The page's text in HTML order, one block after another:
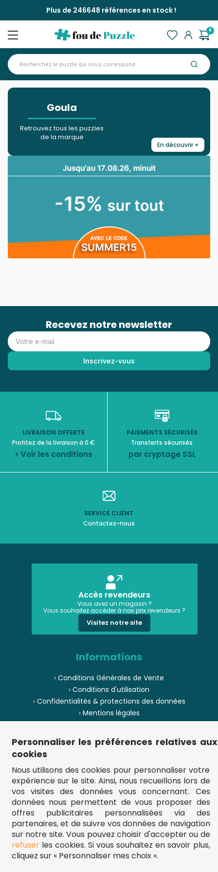
Plus de 246648 références en stock !
0
Goula
Retrouvez tous les puzzles
de la marque
En découvrir +
Recevez notre newsletter
LIVRAISON OFFERTE
Profitez de la livraison à 0 €
> Voir les conditions
PAIEMENTS SÉCURISÉS
Transferts sécurisés
par cryptage SSL
SERVICE CLIENT
Contactez-nous
Accès revendeurs
Vous avez un magasin ?
Vous souhaitez accéder à nos prix revendeurs ?
Visitez notre site
Informations
› Conditions Générales de Vente
› Conditions d'utilisation
› Confidentialités & protections des données
› Mentions légales
› Paiement
› Pièces de puzzle manquantes ?
› Plan du site
** Frais d'envoi = 6,95 € (France) / gratuit à partir de 45 €.
fou-de-puzzle.com : le site référence pour acheter des puzzles de
qualité à bon prix.
© Fou-de-puzzle.com 2011 - 2026
Personnaliser les préférences relatives aux
cookies
Nous utilisons des cookies pour personnaliser votre
expérience sur le site. Ainsi, nous recueillons lors de
vos visites des données vous concernant. Ces
données nous permettent de vous proposer des
offres publicitaires personnalisées via des
partenaires, et de suivre vos données de navigation
sur notre site. Vous pouvez choisir d'accepter ou de
refuserles cookies. Si vous souhaitez en savoir plus,
cliquez sur « Personnaliser mes choix ».